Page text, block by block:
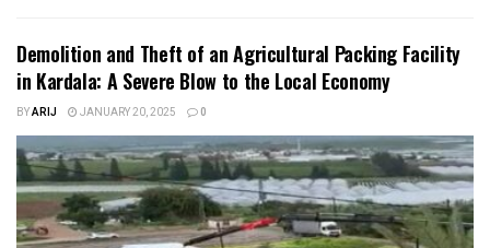
Demolition and Theft of an Agricultural Packing Facility
in Kardala: A Severe Blow to the Local Economy
BYARIJ JANUARY 20, 2025 0